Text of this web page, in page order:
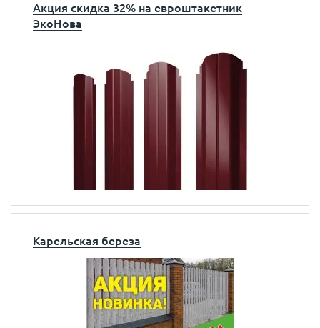
Акция скидка 32% на евроштакетник
ЭкоНова
Карельская береза